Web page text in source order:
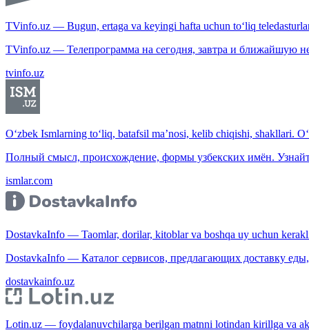
TVinfo.uz — Bugun, ertaga va keyingi hafta uchun to‘liq
TVinfo.uz — Телепрограмма на сегодня, завтра и ближайшую
tvinfo.uz
O‘zbek Ismlarning to‘liq, batafsil ma’nosi, kelib chiqishi, shakllari.
Полный смысл, происхождение, формы узбекских имён.
ismlar.com
DostavkaInfo — Taomlar, dorilar, kitoblar va boshqa uy uchun
DostavkaInfo — Каталог сервисов, предлагающих доставку
dostavkainfo.uz
Lotin.uz — foydalanuvchilarga berilgan matnni lotindan kirillga va